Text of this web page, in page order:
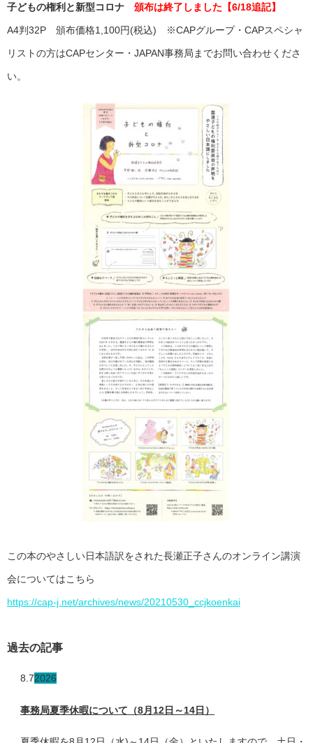
子どもの権利と新型コロナ 頒布は終了しました【6/18追記】
A4判32P 頒布価格1,100円(税込) ※CAPグループ・CAPスペシャ
リストの方はCAPセンター・JAPAN事務局までお問い合わせくださ
い。
この本のやさしい日本語訳をされた長瀬正子さんのオンライン講演
会についてはこちら
https://cap-j.net/archives/news/20210530_ccjkoenkai
過去の記事
8.72026
事務局夏季休暇について（8月12日～14日）